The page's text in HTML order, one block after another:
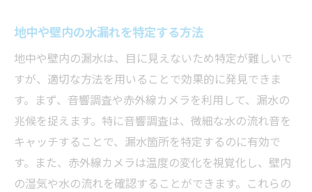
地中や壁内の水漏れを特定する方法
地中や壁内の漏水は、目に見えないため特定が難しいで
すが、適切な方法を用いることで効果的に発見できま
す。まず、音響調査や赤外線カメラを利用して、漏水の
兆候を捉えます。特に音響調査は、微細な水の流れ音を
キャッチすることで、漏水箇所を特定するのに有効で
す。また、赤外線カメラは温度の変化を視覚化し、壁内
の湿気や水の流れを確認することができます。これらの